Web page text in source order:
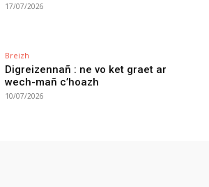
17/07/2026
Breizh
Digreizennañ : ne vo ket graet ar
wech-mañ c’hoazh
10/07/2026